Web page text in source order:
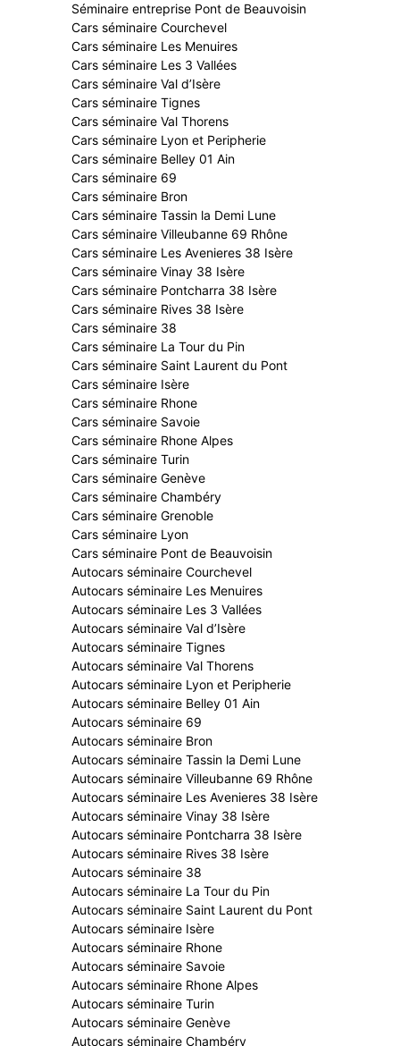
Séminaire entreprise Pont de Beauvoisin
Cars séminaire Courchevel
Cars séminaire Les Menuires
Cars séminaire Les 3 Vallées
Cars séminaire Val d’Isère
Cars séminaire Tignes
Cars séminaire Val Thorens
Cars séminaire Lyon et Peripherie
Cars séminaire Belley 01 Ain
Cars séminaire 69
Cars séminaire Bron
Cars séminaire Tassin la Demi Lune
Cars séminaire Villeubanne 69 Rhône
Cars séminaire Les Avenieres 38 Isère
Cars séminaire Vinay 38 Isère
Cars séminaire Pontcharra 38 Isère
Cars séminaire Rives 38 Isère
Cars séminaire 38
Cars séminaire La Tour du Pin
Cars séminaire Saint Laurent du Pont
Cars séminaire Isère
Cars séminaire Rhone
Cars séminaire Savoie
Cars séminaire Rhone Alpes
Cars séminaire Turin
Cars séminaire Genève
Cars séminaire Chambéry
Cars séminaire Grenoble
Cars séminaire Lyon
Cars séminaire Pont de Beauvoisin
Autocars séminaire Courchevel
Autocars séminaire Les Menuires
Autocars séminaire Les 3 Vallées
Autocars séminaire Val d’Isère
Autocars séminaire Tignes
Autocars séminaire Val Thorens
Autocars séminaire Lyon et Peripherie
Autocars séminaire Belley 01 Ain
Autocars séminaire 69
Autocars séminaire Bron
Autocars séminaire Tassin la Demi Lune
Autocars séminaire Villeubanne 69 Rhône
Autocars séminaire Les Avenieres 38 Isère
Autocars séminaire Vinay 38 Isère
Autocars séminaire Pontcharra 38 Isère
Autocars séminaire Rives 38 Isère
Autocars séminaire 38
Autocars séminaire La Tour du Pin
Autocars séminaire Saint Laurent du Pont
Autocars séminaire Isère
Autocars séminaire Rhone
Autocars séminaire Savoie
Autocars séminaire Rhone Alpes
Autocars séminaire Turin
Autocars séminaire Genève
Autocars séminaire Chambéry